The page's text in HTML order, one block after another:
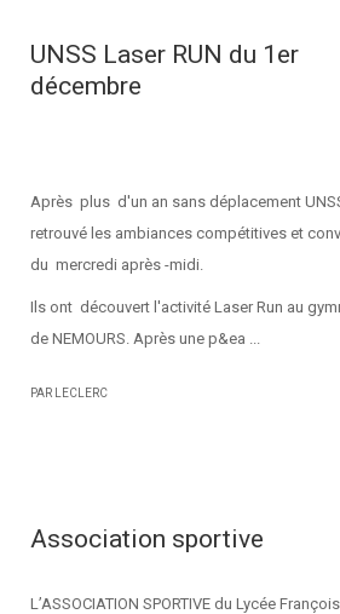
UNSS Laser RUN du 1er
décembre
Après plus d'un an sans déplacement
retrouvé les ambiances compétitives et
du mercredi après -midi.
Ils ont découvert l'activité Laser Run au
de NEMOURS. Après une p&ea ...
PAR LECLERC
Association sportive
L’ASSOCIATION SPORTIVE du Lycée